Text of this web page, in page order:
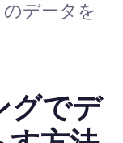
のデータを
グでデ